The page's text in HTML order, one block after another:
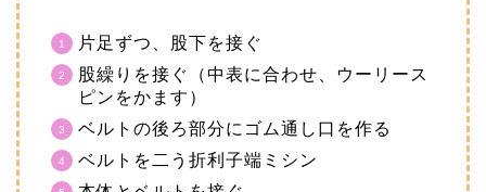
片足ずつ、股下を接ぐ
股繰りを接ぐ（中表に合わせ、ウーリース
ピンをかます）
ベルトの後ろ部分にゴム通し口を作る
ベルトを二う折利子端ミシン